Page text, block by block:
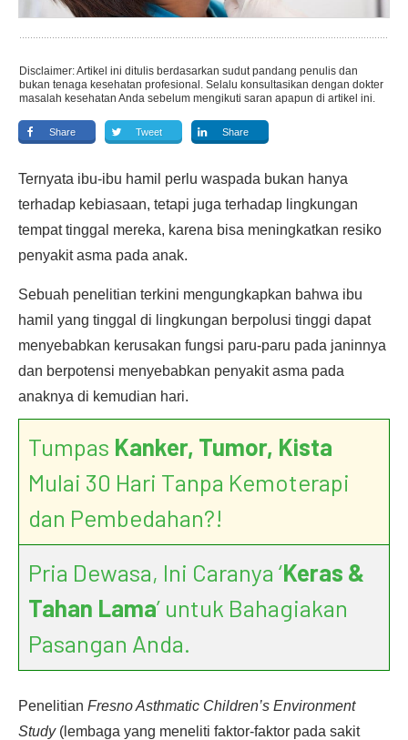
Disclaimer: Artikel ini ditulis berdasarkan sudut pandang penulis dan
bukan tenaga kesehatan profesional. Selalu konsultasikan dengan dokter
masalah kesehatan Anda sebelum mengikuti saran apapun di artikel ini.
Share Tweet Share
Ternyata ibu-ibu hamil perlu waspada bukan hanya
terhadap kebiasaan, tetapi juga terhadap lingkungan
tempat tinggal mereka, karena bisa meningkatkan resiko
penyakit asma pada anak.
Sebuah penelitian terkini mengungkapkan bahwa ibu
hamil yang tinggal di lingkungan berpolusi tinggi dapat
menyebabkan kerusakan fungsi paru-paru pada janinnya
dan berpotensi menyebabkan penyakit asma pada
anaknya di kemudian hari.
Tumpas Kanker, Tumor, Kista
Mulai 30 Hari Tanpa Kemoterapi
dan Pembedahan?!
Pria Dewasa, Ini Caranya ‘Keras &
Tahan Lama’ untuk Bahagiakan
Pasangan Anda.
Penelitian Fresno Asthmatic Children’s Environment
Study(lembaga yang meneliti faktor-faktor pada sakit